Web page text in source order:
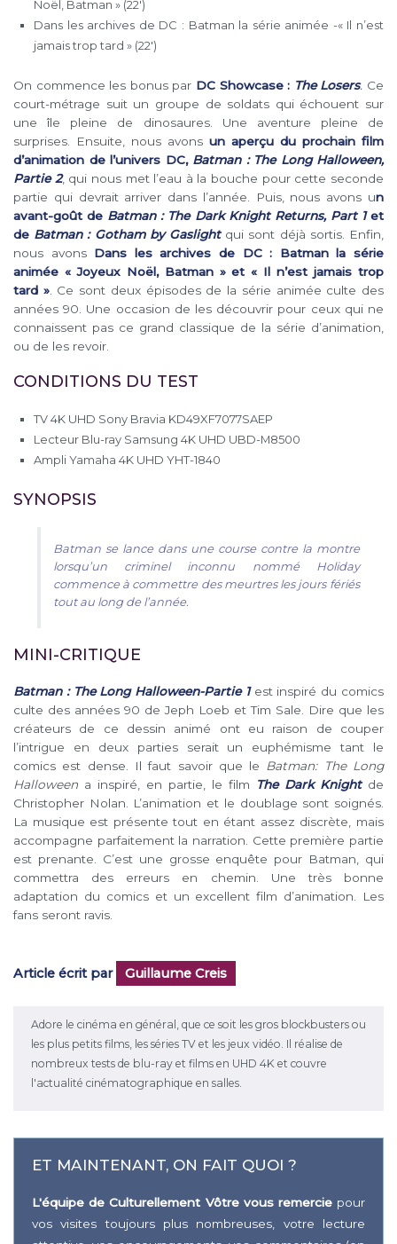
Noël, Batman » (22′)
Dans les archives de DC : Batman la série animée -« Il n’est
jamais trop tard » (22′)
On commence les bonus par DC Showcase : The Losers. Ce
court-métrage suit un groupe de soldats qui échouent sur
une île pleine de dinosaures. Une aventure pleine de
surprises. Ensuite, nous avons un aperçu du prochain film
d’animation de l’univers DC, Batman : The Long Halloween,
Partie 2, qui nous met l’eau à la bouche pour cette seconde
partie qui devrait arriver dans l’année. Puis, nous avons un
avant-goût de Batman : The Dark Knight Returns, Part 1et
de Batman : Gotham by Gaslight qui sont déjà sortis. Enfin,
nous avons Dans les archives de DC : Batman la série
animée « Joyeux Noël, Batman » et « Il n’est jamais trop
tard ». Ce sont deux épisodes de la série animée culte des
années 90. Une occasion de les découvrir pour ceux qui ne
connaissent pas ce grand classique de la série d’animation,
ou de les revoir.
CONDITIONS DU TEST
TV 4K UHD Sony Bravia KD49XF7077SAEP
Lecteur Blu-ray Samsung 4K UHD UBD-M8500
Ampli Yamaha 4K UHD YHT-1840
SYNOPSIS
Batman se lance dans une course contre la montre
lorsqu’un criminel inconnu nommé Holiday
commence à commettre des meurtres les jours fériés
tout au long de l’année.
MINI-CRITIQUE
Batman : The Long Halloween-Partie 1est inspiré du comics
culte des années 90 de Jeph Loeb et Tim Sale. Dire que les
créateurs de ce dessin animé ont eu raison de couper
l’intrigue en deux parties serait un euphémisme tant le
comics est dense. Il faut savoir que le Batman: The Long
Halloween a inspiré, en partie, le film The Dark Knightde
Christopher Nolan. L’animation et le doublage sont soignés.
La musique est présente tout en étant assez discrète, mais
accompagne parfaitement la narration. Cette première partie
est prenante. C’est une grosse enquête pour Batman, qui
commettra des erreurs en chemin. Une très bonne
adaptation du comics et un excellent film d’animation. Les
fans seront ravis.
Article écrit par Guillaume Creis
Adore le cinéma en général, que ce soit les gros blockbusters ou
les plus petits films, les séries TV et les jeux vidéo. Il réalise de
nombreux tests de blu-ray et films en UHD 4K et couvre
l'actualité cinématographique en salles.
ET MAINTENANT, ON FAIT QUOI ?
L'équipe de Culturellement Vôtre vous remerciepour
vos visites toujours plus nombreuses, votre lecture